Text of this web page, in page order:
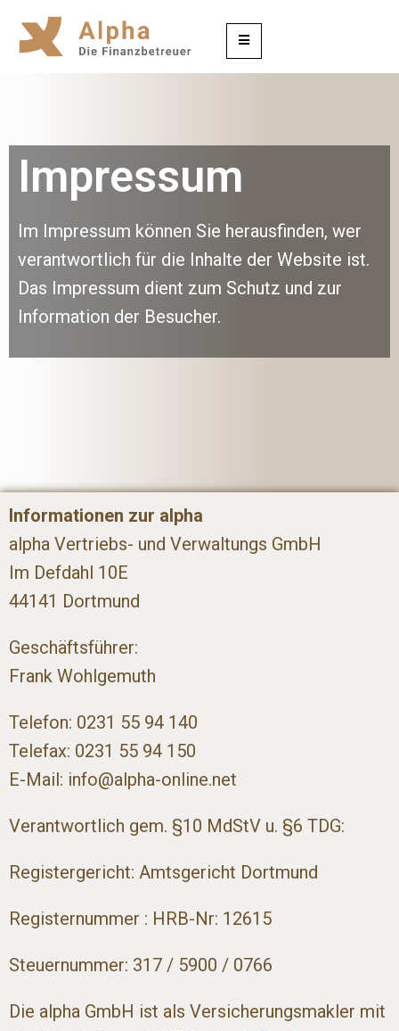
Impressum
Im Impressum können Sie herausfinden, wer
verantwortlich für die Inhalte der Website ist.
Das Impressum dient zum Schutz und zur
Information der Besucher.
Informationen zur alpha
alpha Vertriebs- und Verwaltungs GmbH
Im Defdahl 10E
44141 Dortmund
Geschäftsführer:
Frank Wohlgemuth
Telefon: 0231 55 94 140
Telefax: 0231 55 94 150
E-Mail: info@alpha-online.net
Verantwortlich gem. §10 MdStV u. §6 TDG:
Registergericht: Amtsgericht Dortmund
Registernummer : HRB-Nr: 12615
Steuernummer: 317 / 5900 / 0766
Die alpha GmbH ist als Versicherungsmakler mit